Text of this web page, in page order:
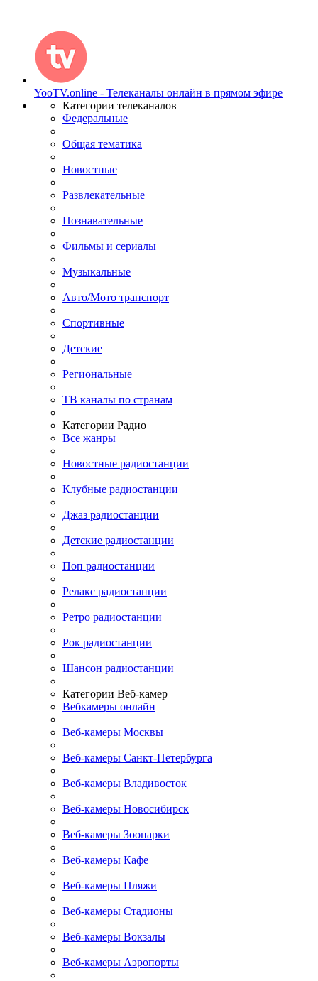
YooTV.online - Телеканалы онлайн в прямом эфире
Категории телеканалов
Федеральные
Общая тематика
Новостные
Развлекательные
Познавательные
Фильмы и сериалы
Музыкальные
Авто/Мото транспорт
Спортивные
Детские
Региональные
ТВ каналы по странам
Категории Радио
Все жанры
Новостные радиостанции
Клубные радиостанции
Джаз радиостанции
Детские радиостанции
Поп радиостанции
Релакс радиостанции
Ретро радиостанции
Рок радиостанции
Шансон радиостанции
Категории Веб-камер
Вебкамеры онлайн
Веб-камеры Москвы
Веб-камеры Санкт-Петербурга
Веб-камеры Владивосток
Веб-камеры Новосибирск
Веб-камеры Зоопарки
Веб-камеры Кафе
Веб-камеры Пляжи
Веб-камеры Стадионы
Веб-камеры Вокзалы
Веб-камеры Аэропорты